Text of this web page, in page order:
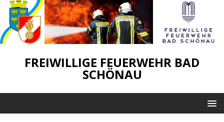
FREIWILLIGE FEUERWEHR BAD
SCHÖNAU